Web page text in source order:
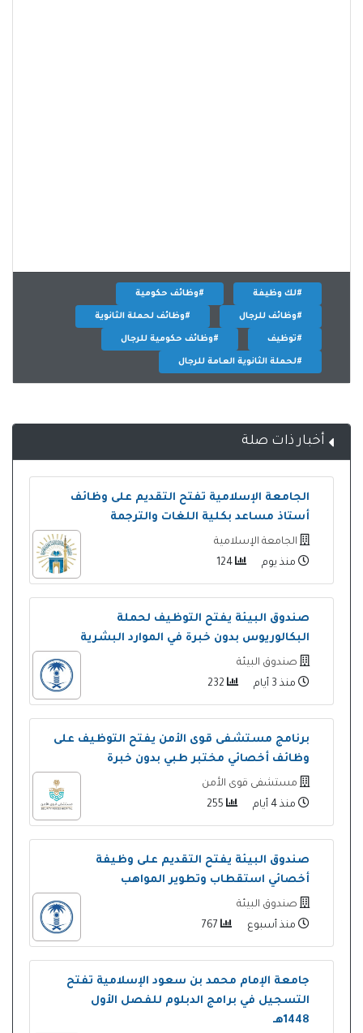
#لك وظيفة #وظائف حكومية
#وظائف للرجال #وظائف لحملة الثانوية
#توظيف #وظائف حكومية للرجال
#لحملة الثانوية العامة للرجال
أخبار ذات صلة
الجامعة الإسلامية تفتح التقديم على وظائف
أستاذ مساعد بكلية اللغات والترجمة
الجامعة الإسلامية
منذ يوم
صندوق البيئة يفتح التوظيف لحملة
البكالوريوس بدون خبرة في الموارد البشرية
صندوق البيئة
منذ 3 أيام
برنامج مستشفى قوى الأمن يفتح التوظيف على
وظائف أخصائي مختبر طبي بدون خبرة
مستشفى قوى الأمن
منذ 4 أيام
صندوق البيئة يفتح التقديم على وظيفة
أخصائي استقطاب وتطوير المواهب
صندوق البيئة
منذ أسبوع
جامعة الإمام محمد بن سعود الإسلامية تفتح
التسجيل في برامج الدبلوم للفصل الأول
1448هـ